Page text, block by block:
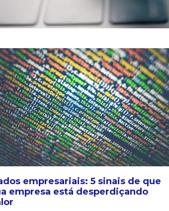
empresariais: 5 sinais de que
empresa está desperdiçando